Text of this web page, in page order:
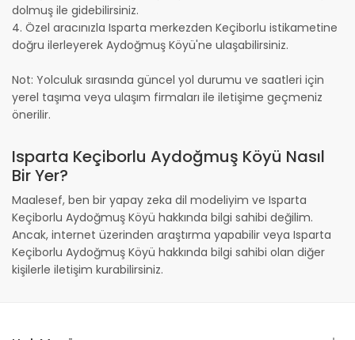
dolmuş ile gidebilirsiniz.
4. Özel aracınızla Isparta merkezden Keçiborlu istikametine
doğru ilerleyerek Aydoğmuş Köyü'ne ulaşabilirsiniz.
Not: Yolculuk sırasında güncel yol durumu ve saatleri için
yerel taşıma veya ulaşım firmaları ile iletişime geçmeniz
önerilir.
Isparta Keçiborlu Aydoğmuş Köyü Nasıl
Bir Yer?
Maalesef, ben bir yapay zeka dil modeliyim ve Isparta
Keçiborlu Aydoğmuş Köyü hakkında bilgi sahibi değilim.
Ancak, internet üzerinden araştırma yapabilir veya Isparta
Keçiborlu Aydoğmuş Köyü hakkında bilgi sahibi olan diğer
kişilerle iletişim kurabilirsiniz.